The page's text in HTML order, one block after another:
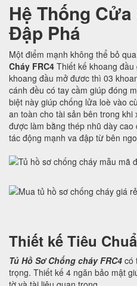
Hệ Thống
Đập Phá
Một điểm mạnh không thể bỏ
Cháy FRC4 Thiết kế khoang
khoang đầu mở đươc thì 03
cánh đều có tay cầm giúp đóng
biệt này giúp chống lửa loè vào
an toàn cho tài sản bên trong
được làm bằng thép nhũ dày
tác động mạnh va đập từ bên
Thiết kế Tiêu
Tủ Hồ Sơ Chống cháy FRC4 có
trọng. Thiết kế 4 ngăn bảo mật